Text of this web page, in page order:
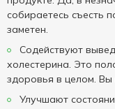
собираетесь съесть
заметен.
Содействуют
холестерина. Это
здоровья в целом. Вы
Улучшают